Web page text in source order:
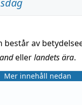
består av
ellerlandets ära.
Mer innehåll nedan